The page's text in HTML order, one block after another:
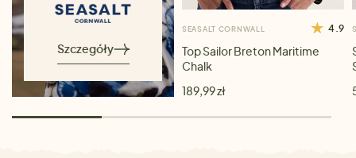
Szczegóły
SEASALT CORNWALL 4.9
Top Sailor Breton Maritime
Chalk
189,99 zł